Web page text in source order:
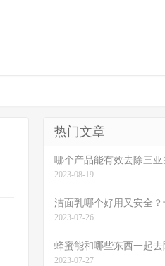
热门文章
哪个产品能有效去除三亚
2023-08-19
洁面乳哪个好用又安全
2023-07-26
蜂蜜能和哪些东西一起去
2023-07-27